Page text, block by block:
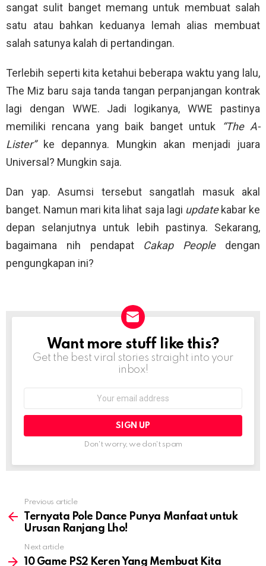
sangat sulit banget memang untuk membuat salah
satu atau bahkan keduanya lemah alias membuat
salah satunya kalah di pertandingan.
Terlebih seperti kita ketahui beberapa waktu yang lalu,
The Miz baru saja tanda tangan perpanjangan kontrak
lagi dengan WWE. Jadi logikanya, WWE pastinya
memiliki rencana yang baik banget untuk
“The A-
Lister” ke depannya. Mungkin akan menjadi juara
Universal? Mungkin saja.
Dan yap. Asumsi tersebut sangatlah masuk akal
banget. Namun mari kita lihat saja lagi update kabar ke
depan selanjutnya untuk lebih pastinya. Sekarang,
bagaimana nih pendapat Cakap People dengan
pengungkapan ini?
NEWSLETTER
Want more stuff like this?
Get the best viral stories straight into your
inbox!
Don't worry, we don't spam
more
Previous article
Ternyata Pole Dance Punya Manfaat untuk
Urusan Ranjang Lho!
Next article
10 Game PS2 Keren Yang Membuat Kita